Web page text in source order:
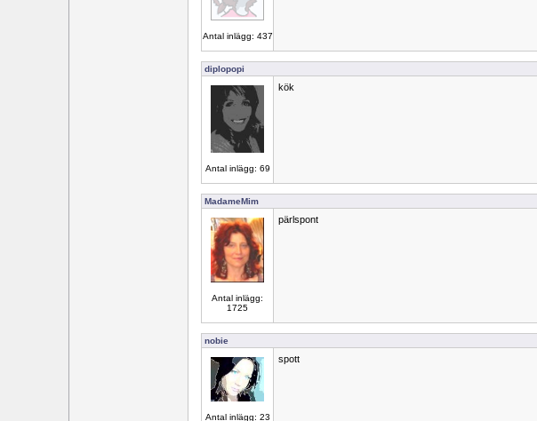
Antal inlägg: 437
diplopopi
Antal inlägg: 69
kök
MadameMim
Antal inlägg:
1725
pärlspont
nobie
Antal inlägg: 23
spott